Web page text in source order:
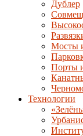
Дублер
Мосты
Порты
Технологии